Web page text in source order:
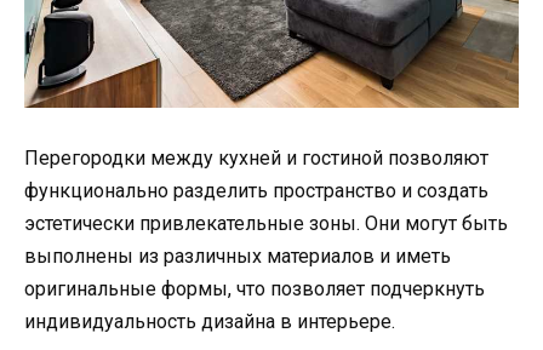
Перегородки между кухней и гостиной позволяют
функционально разделить пространство и создать
эстетически привлекательные зоны. Они могут быть
выполнены из различных материалов и иметь
оригинальные формы, что позволяет подчеркнуть
индивидуальность дизайна в интерьере.